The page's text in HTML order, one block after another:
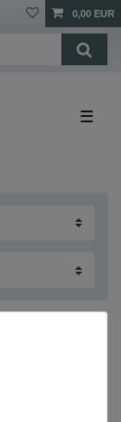
0,00 EUR
☰